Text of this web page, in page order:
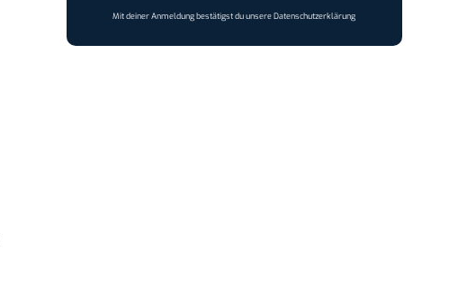
Mit deiner Anmeldung bestätigst du unsereDatenschutzerklärung